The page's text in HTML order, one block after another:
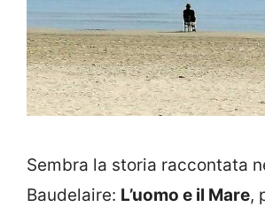
Sembra la storia raccontata
Baudelaire: L’uomo e il Mare,